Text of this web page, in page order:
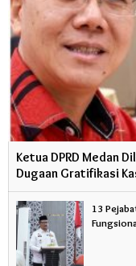
Ketua DPRD Medan
Dugaan Gratifikasi
13